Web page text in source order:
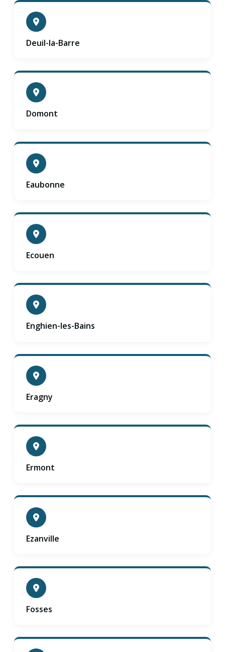
Deuil-la-Barre
Domont
Eaubonne
Ecouen
Enghien-les-Bains
Eragny
Ermont
Ezanville
Fosses